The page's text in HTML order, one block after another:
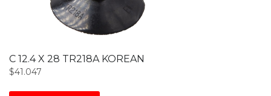
C 12.4 X 28 TR218A KOREAN
$41.047